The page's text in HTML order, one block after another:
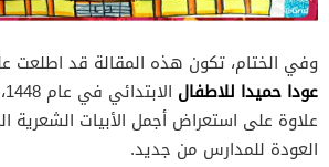
وفي الختام، تكون هذه المقالة قد اطلعت
عودا حميدا للاطفال
علاوة على استعراض أجمل الأبيات الشعرية
العودة للمدارس من جديد.